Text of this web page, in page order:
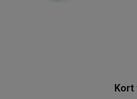
Kort